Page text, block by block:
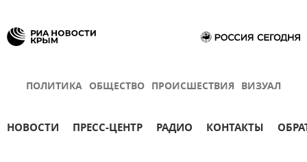
ПОЛИТИКА ОБЩЕСТВО ПРОИСШЕСТВИЯ ВИЗУАЛ
НОВОСТИ ПРЕСС-ЦЕНТР РАДИО КОНТАКТЫ